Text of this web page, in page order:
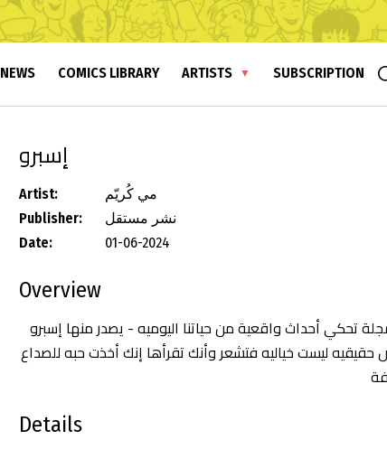
NEWS COMICS LIBRARY ARTISTS SUBSCRIPTION
إسبرو
Artist:
مي كُريّم
Publisher:
نشر مستقل
Date:
01-06-2024
Overview
تحكي أحداث واقعية من حياتنا اليوميه - يصدر منها إسبرو
ليست خياليه فتشعر وأنك تقرأها إنك أخذت حبه للصداع
Details